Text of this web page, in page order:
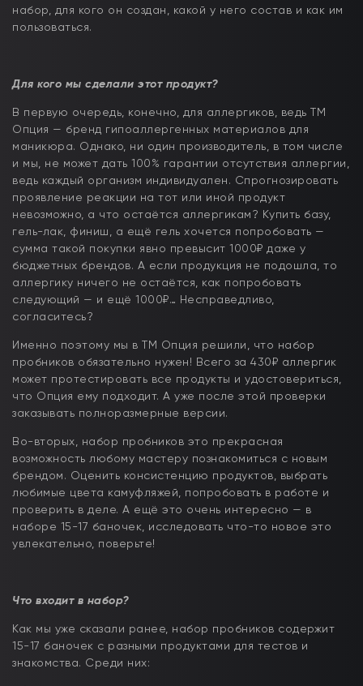
набор, для кого он создан, какой у него состав и как им
пользоваться.
Для кого мы сделали этот продукт?
В первую очередь, конечно, для аллергиков, ведь ТМ
Опция — бренд гипоаллергенных материалов для
маникюра. Однако, ни один производитель, в том числе
и мы, не может дать 100% гарантии отсутствия аллергии,
ведь каждый организм индивидуален. Спрогнозировать
проявление реакции на тот или иной продукт
невозможно, а что остаётся аллергикам? Купить базу,
гель-лак, финиш, а ещё гель хочется попробовать —
сумма такой покупки явно превысит 1000₽ даже у
бюджетных брендов. А если продукция не подошла, то
аллергику ничего не остаётся, как попробовать
следующий — и ещё 1000₽… Несправедливо,
согласитесь?
Именно поэтому мы в ТМ Опция решили, что набор
пробников обязательно нужен! Всего за 430₽ аллергик
может протестировать все продукты и удостовериться,
что Опция ему подходит. А уже после этой проверки
заказывать полноразмерные версии.
Во-вторых, набор пробников это прекрасная
возможность любому мастеру познакомиться с новым
брендом. Оценить консистенцию продуктов, выбрать
любимые цвета камуфляжей, попробовать в работе и
проверить в деле. А ещё это очень интересно — в
наборе 15-17 баночек, исследовать что-то новое это
увлекательно, поверьте!
Что входит в набор?
Как мы уже сказали ранее, набор пробников содержит
15-17 баночек с разными продуктами для тестов и
знакомства. Среди них: